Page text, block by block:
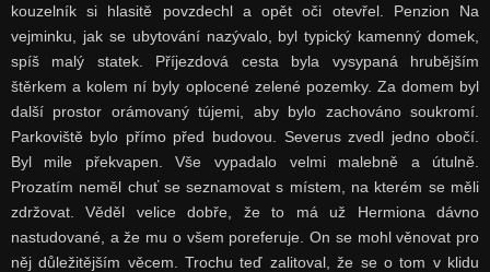
kouzelník si hlasitě povzdechl a opět oči otevřel. Penzion Na
vejminku, jak se ubytování nazývalo, byl typický kamenný domek,
spíš malý statek. Příjezdová cesta byla vysypaná hrubějším
štěrkem a kolem ní byly oplocené zelené pozemky. Za domem byl
další prostor orámovaný tújemi, aby bylo zachováno soukromí.
Parkoviště bylo přímo před budovou. Severus zvedl jedno obočí.
Byl mile překvapen. Vše vypadalo velmi malebně a útulně.
Prozatím neměl chuť se seznamovat s místem, na kterém se měli
zdržovat. Věděl velice dobře, že to má už Hermiona dávno
nastudované, a že mu o všem poreferuje. On se mohl věnovat pro
něj důležitějším věcem. Trochu teď zalitoval, že se o tom v klidu